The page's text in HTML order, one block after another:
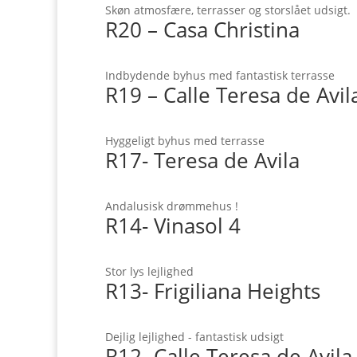
Skøn atmosfære, terrasser og storslået udsigt.
R20 – Casa Christina
Indbydende byhus med fantastisk terrasse
R19 – Calle Teresa de
Hyggeligt byhus med terrasse
R17- Teresa de Avila
Andalusisk drømmehus !
R14- Vinasol 4
Stor lys lejlighed
R13- Frigiliana Heights
Dejlig lejlighed - fantastisk udsigt